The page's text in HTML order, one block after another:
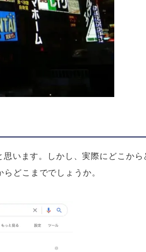
います。しかし、実際にどこか
どこまででしょうか。